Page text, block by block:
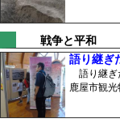
戦争と平和
語り継ぎ
語り継ぎ
鹿屋市観